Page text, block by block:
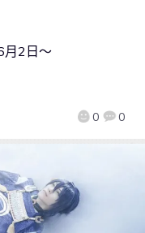
0 0
月2日～